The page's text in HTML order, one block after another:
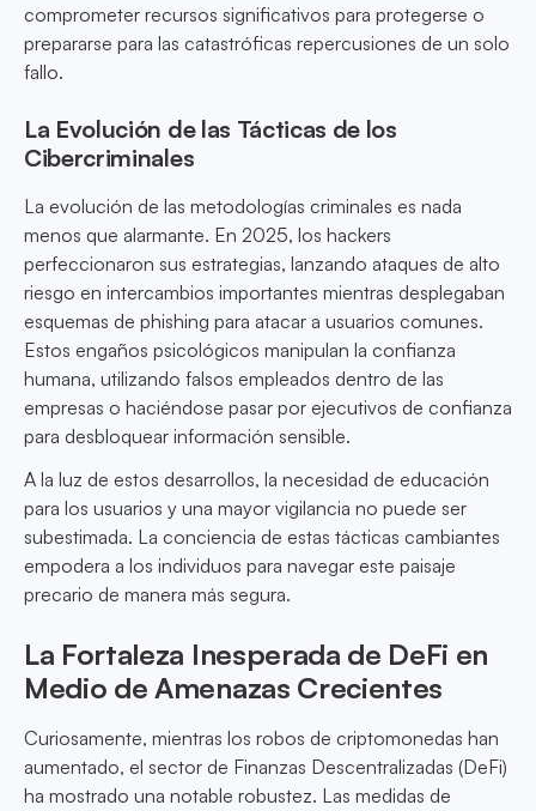
comprometer recursos significativos para protegerse o
prepararse para las catastróficas repercusiones de un solo
fallo.
La Evolución de las Tácticas de los
Cibercriminales
La evolución de las metodologías criminales es nada
menos que alarmante. En 2025, los hackers
perfeccionaron sus estrategias, lanzando ataques de alto
riesgo en intercambios importantes mientras desplegaban
esquemas de phishing para atacar a usuarios comunes.
Estos engaños psicológicos manipulan la confianza
humana, utilizando falsos empleados dentro de las
empresas o haciéndose pasar por ejecutivos de confianza
para desbloquear información sensible.
A la luz de estos desarrollos, la necesidad de educación
para los usuarios y una mayor vigilancia no puede ser
subestimada. La conciencia de estas tácticas cambiantes
empodera a los individuos para navegar este paisaje
precario de manera más segura.
La Fortaleza Inesperada de DeFi en
Medio de Amenazas Crecientes
Curiosamente, mientras los robos de criptomonedas han
aumentado, el sector de Finanzas Descentralizadas (DeFi)
ha mostrado una notable robustez. Las medidas de